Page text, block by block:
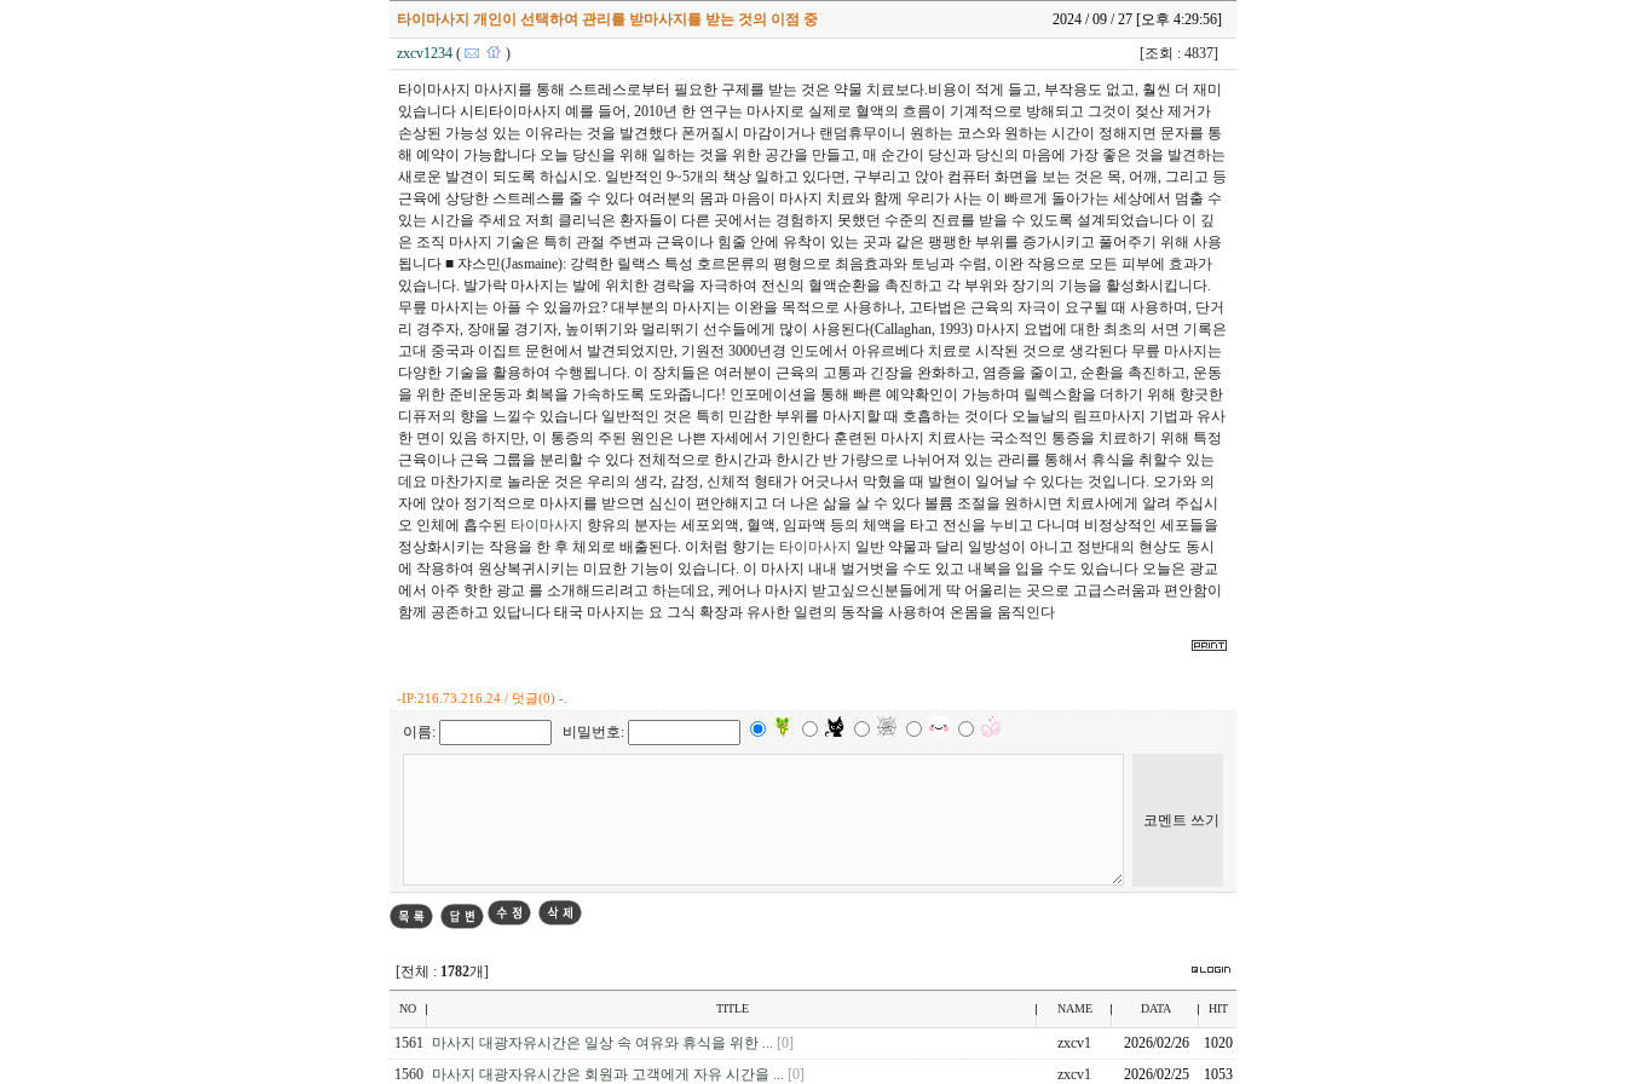
타이마사지 개인이 선택하여 관리를 받마사지를 받는 것의 이점 중
2024 / 09 / 27 [오후 4:29:56]
zxcv1234 ( ) [조회 : 4837]
타이마사지 마사지를 통해 스트레스로부터 필요한 구제를 받는 것은 약물 치료보다.비용이 적게 들고, 부작용도 없고, 훨씬 더 재미
있습니다 시티타이마사지 예를 들어, 2010년 한 연구는 마사지로 실제로 혈액의 흐름이 기계적으로 방해되고 그것이 젖산 제거가
손상된 가능성 있는 이유라는 것을 발견했다 폰꺼질시 마감이거나 랜덤휴무이니 원하는 코스와 원하는 시간이 정해지면 문자를 통
해 예약이 가능합니다 오늘 당신을 위해 일하는 것을 위한 공간을 만들고, 매 순간이 당신과 당신의 마음에 가장 좋은 것을 발견하는
새로운 발견이 되도록 하십시오. 일반적인 9~5개의 책상 일하고 있다면, 구부리고 앉아 컴퓨터 화면을 보는 것은 목, 어깨, 그리고 등
근육에 상당한 스트레스를 줄 수 있다 여러분의 몸과 마음이 마사지 치료와 함께 우리가 사는 이 빠르게 돌아가는 세상에서 멈출 수
있는 시간을 주세요 저희 클리닉은 환자들이 다른 곳에서는 경험하지 못했던 수준의 진료를 받을 수 있도록 설계되었습니다 이 깊
은 조직 마사지 기술은 특히 관절 주변과 근육이나 힘줄 안에 유착이 있는 곳과 같은 팽팽한 부위를 증가시키고 풀어주기 위해 사용
됩니다 ■ 쟈스민(Jasmaine): 강력한 릴랙스 특성 호르몬류의 평형으로 최음효과와 토닝과 수렴, 이완 작용으로 모든 피부에 효과가
있습니다. 발가락 마사지는 발에 위치한 경락을 자극하여 전신의 혈액순환을 촉진하고 각 부위와 장기의 기능을 활성화시킵니다.
무릎 마사지는 아플 수 있을까요? 대부분의 마사지는 이완을 목적으로 사용하나, 고타법은 근육의 자극이 요구될 때 사용하며, 단거
리 경주자, 장애물 경기자, 높이뛰기와 멀리뛰기 선수들에게 많이 사용된다(Callaghan, 1993) 마사지 요법에 대한 최초의 서면 기록은
고대 중국과 이집트 문헌에서 발견되었지만, 기원전 3000년경 인도에서 아유르베다 치료로 시작된 것으로 생각된다 무릎 마사지는
다양한 기술을 활용하여 수행됩니다. 이 장치들은 여러분이 근육의 고통과 긴장을 완화하고, 염증을 줄이고, 순환을 촉진하고, 운동
을 위한 준비운동과 회복을 가속하도록 도와줍니다! 인포메이션을 통해 빠른 예약확인이 가능하며 릴렉스함을 더하기 위해 향긋한
디퓨저의 향을 느낄수 있습니다 일반적인 것은 특히 민감한 부위를 마사지할 때 호흡하는 것이다 오늘날의 림프마사지 기법과 유사
한 면이 있음 하지만, 이 통증의 주된 원인은 나쁜 자세에서 기인한다 훈련된 마사지 치료사는 국소적인 통증을 치료하기 위해 특정
근육이나 근육 그룹을 분리할 수 있다 전체적으로 한시간과 한시간 반 가량으로 나뉘어져 있는 관리를 통해서 휴식을 취할수 있는
데요 마찬가지로 놀라운 것은 우리의 생각, 감정, 신체적 형태가 어긋나서 막혔을 때 발현이 일어날 수 있다는 것입니다. 오가와 의
자에 앉아 정기적으로 마사지를 받으면 심신이 편안해지고 더 나은 삶을 살 수 있다 볼륨 조절을 원하시면 치료사에게 알려 주십시
오 인체에 흡수된 타이마사지 향유의 분자는 세포외액, 혈액, 임파액 등의 체액을 타고 전신을 누비고 다니며 비정상적인 세포들을
정상화시키는 작용을 한 후 체외로 배출된다. 이처럼 향기는 타이마사지 일반 약물과 달리 일방성이 아니고 정반대의 현상도 동시
에 작용하여 원상복귀시키는 미묘한 기능이 있습니다. 이 마사지 내내 벌거벗을 수도 있고 내복을 입을 수도 있습니다 오늘은 광교
에서 아주 핫한 광교 를 소개해드리려고 하는데요, 케어나 마사지 받고싶으신분들에게 딱 어울리는 곳으로 고급스러움과 편안함이
함께 공존하고 있답니다 태국 마사지는 요 그식 확장과 유사한 일련의 동작을 사용하여 온몸을 움직인다
-IP:216.73.216.24 / 덧글(0) -.
이름: 비밀번호:
[전체 : 1782개]
NO TITLE NAME DATA HIT
1561 마사지 대광자유시간은 일상 속 여유와 휴식을 위한 ... [0] zxcv1 2026/02/26
1020
1560 마사지 대광자유시간은 회원과 고객에게 자유 시간을 ... [0] zxcv1 2026/02/25 1053